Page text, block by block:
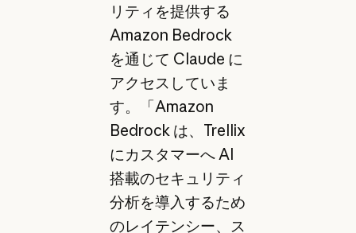
リティを提供する
Amazon Bedrock
を通じて Claude に
アクセスしていま
す。「Amazon
Bedrock は、Trellix
にカスタマーへ AI
搭載のセキュリティ
分析を導入するため
のレイテンシー、ス